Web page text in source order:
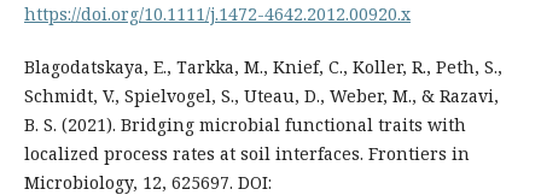
https://doi.org/10.1111/j.1472-4642.2012.00920.x
Blagodatskaya, E., Tarkka, M., Knief, C., Koller, R., Peth, S.,
Schmidt, V., Spielvogel, S., Uteau, D., Weber, M., & Razavi,
B. S. (2021). Bridging microbial functional traits with
localized process rates at soil interfaces. Frontiers in
Microbiology, 12, 625697. DOI: